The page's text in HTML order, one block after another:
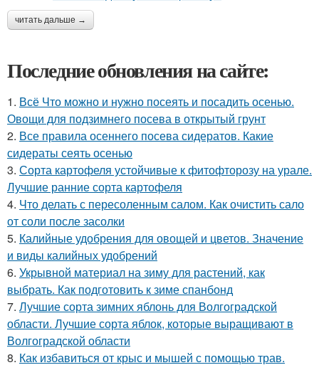
читать дальше →
Последние обновления на сайте:
1. Всё Что можно и нужно посеять и посадить осенью.
Овощи для подзимнего посева в открытый грунт
2. Все правила осеннего посева сидератов. Какие
сидераты сеять осенью
3. Сорта картофеля устойчивые к фитофторозу на урале.
Лучшие ранние сорта картофеля
4. Что делать с пересоленным салом. Как очистить сало
от соли после засолки
5. Калийные удобрения для овощей и цветов. Значение
и виды калийных удобрений
6. Укрывной материал на зиму для растений, как
выбрать. Как подготовить к зиме спанбонд
7. Лучшие сорта зимних яблонь для Волгоградской
области. Лучшие сорта яблок, которые выращивают в
Волгоградской области
8. Как избавиться от крыс и мышей с помощью трав.